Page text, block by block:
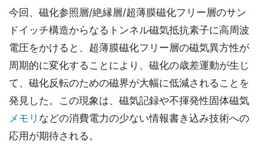
今回、磁化参照層/絶縁層/超薄膜磁化フリー層のサン
ドイッチ構造からなるトンネル磁気抵抗素子に高周波
電圧をかけると、超薄膜磁化フリー層の磁気異方性が
周期的に変化することにより、磁化の歳差運動が生じ
て、磁化反転のための磁界が大幅に低減されることを
発見した。この現象は、磁気記録や不揮発性固体磁気
メモリ などの消費電力の少ない情報書き込み技術への
応用が期待される。